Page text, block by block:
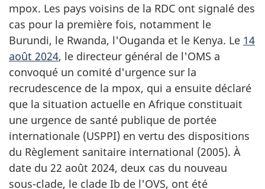
mpox. Les pays voisins de la RDC ont signalé des
cas pour la première fois, notamment le
Burundi, le Rwanda, l'Ouganda et le Kenya. Le 14
août 2024, le directeur général de l'OMS a
convoqué un comité d'urgence sur la
recrudescence de la mpox, qui a ensuite déclaré
que la situation actuelle en Afrique constituait
une urgence de santé publique de portée
internationale (USPPI) en vertu des dispositions
du Règlement sanitaire international (2005). À
date du 22 août 2024, deux cas du nouveau
sous-clade, le clade Ib de l'OVS, ont été